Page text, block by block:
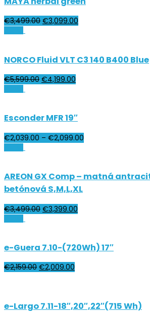
€3,499.00 €3,099.00
NORCO Fluid VLT C3 140 B400 Blue
€5,599.00 €4,199.00
Esconder MFR 19″
€2,039.00 – €2,099.00
AREON GX Comp – matná
betónová S,M,L,XL
€3,499.00 €3,399.00
e-Guera 7.10-(720Wh) 17″
€2,159.00 €2,009.00
e-Largo 7.11-18″,20″,22″(715 Wh)